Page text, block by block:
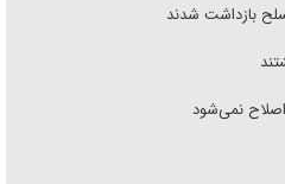
اصلاح نمی‌شود